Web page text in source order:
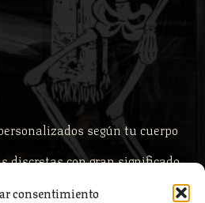
consentimiento
según tu cuerpo
discretas con gran significado
zona del cuerpo